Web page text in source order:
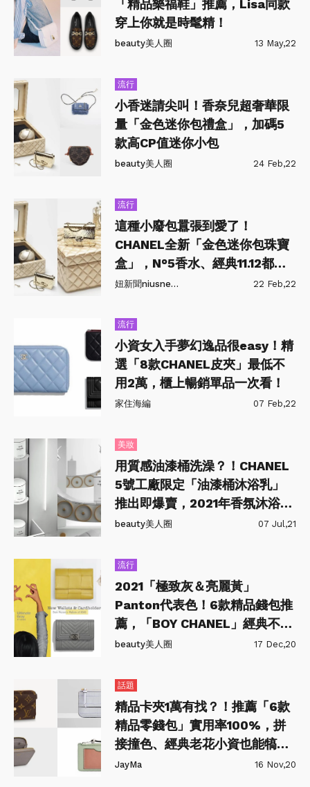
「精品樂福鞋」推薦，Lisa同款
穿上你就是時髦精！
beauty美人圈 13 May,22
流行
小香迷請尖叫！香奈兒超奢華限
量「金色迷你包禮盒」，加碼5
款高CP值迷你小包
beauty美人圈 24 Feb,22
流行
這種小廢包囂張到愛了！
CHANEL全新「金色迷你包珠寶
盒」，N°5香水、經典11.12都變
小包！
妞新聞niusnews 22 Feb,22
流行
小資女入手夢幻逸品很easy！精
選「8款CHANEL皮夾」最低不
用2萬，櫃上暢銷單品一次看！
家住海編 07 Feb,22
美妝
用質感油漆桶洗澡？！CHANEL
5號工廠限定「油漆桶沐浴乳」
推出即爆賣，2021年香氛沐浴保
養清單總整理！
beauty美人圈 07 Jul,21
流行
2021「極致灰＆亮麗黃」
Panton代表色！6款精品錢包推
薦，「BOY CHANEL」經典不能
錯過！
beauty美人圈 17 Dec,20
話題
精品卡夾1萬有找？！推薦「6款
精品零錢包」實用率100%，拼
接撞色、經典老花小資也能犒賞
自己～
JayMa 16 Nov,20